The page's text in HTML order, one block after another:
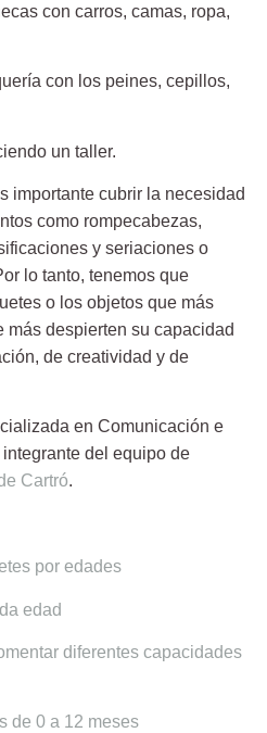
con carros, camas, ropa,
con los peines, cepillos,
un taller.
importante cubrir la necesidad
como rompecabezas,
y seriaciones o
lo tanto, tenemos que
o los objetos que más
más despierten su capacidad
de creatividad y de
en Comunicación e
del equipo de
Cartró.
por edades
edad
diferentes capacidades
de 0 a 12 meses